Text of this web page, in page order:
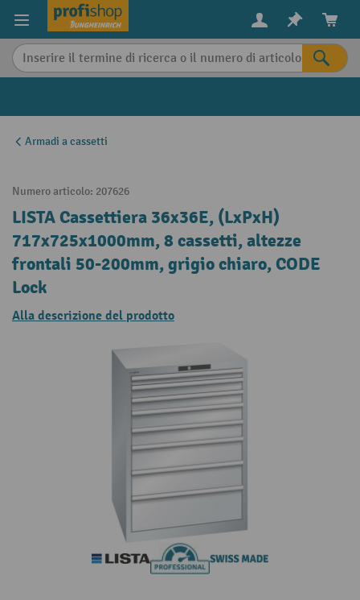
content
Armadi a cassetti
Numero articolo: 207626
LISTA Cassettiera 36x36E, (LxPxH)
717x725x1000mm, 8 cassetti, altezze
frontali 50-200mm, grigio chiaro, CODE
Lock
Alla descrizione del prodotto